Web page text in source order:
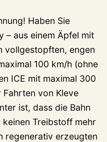
Haben Sie
– aus einem Äpfel mit
vollgestopften, engen
100 km/h (ohne
ICE mit maximal 300
Fahrten von Kleve
ist, dass die Bahn
keinen Treibstoff mehr
regenerativ erzeugten